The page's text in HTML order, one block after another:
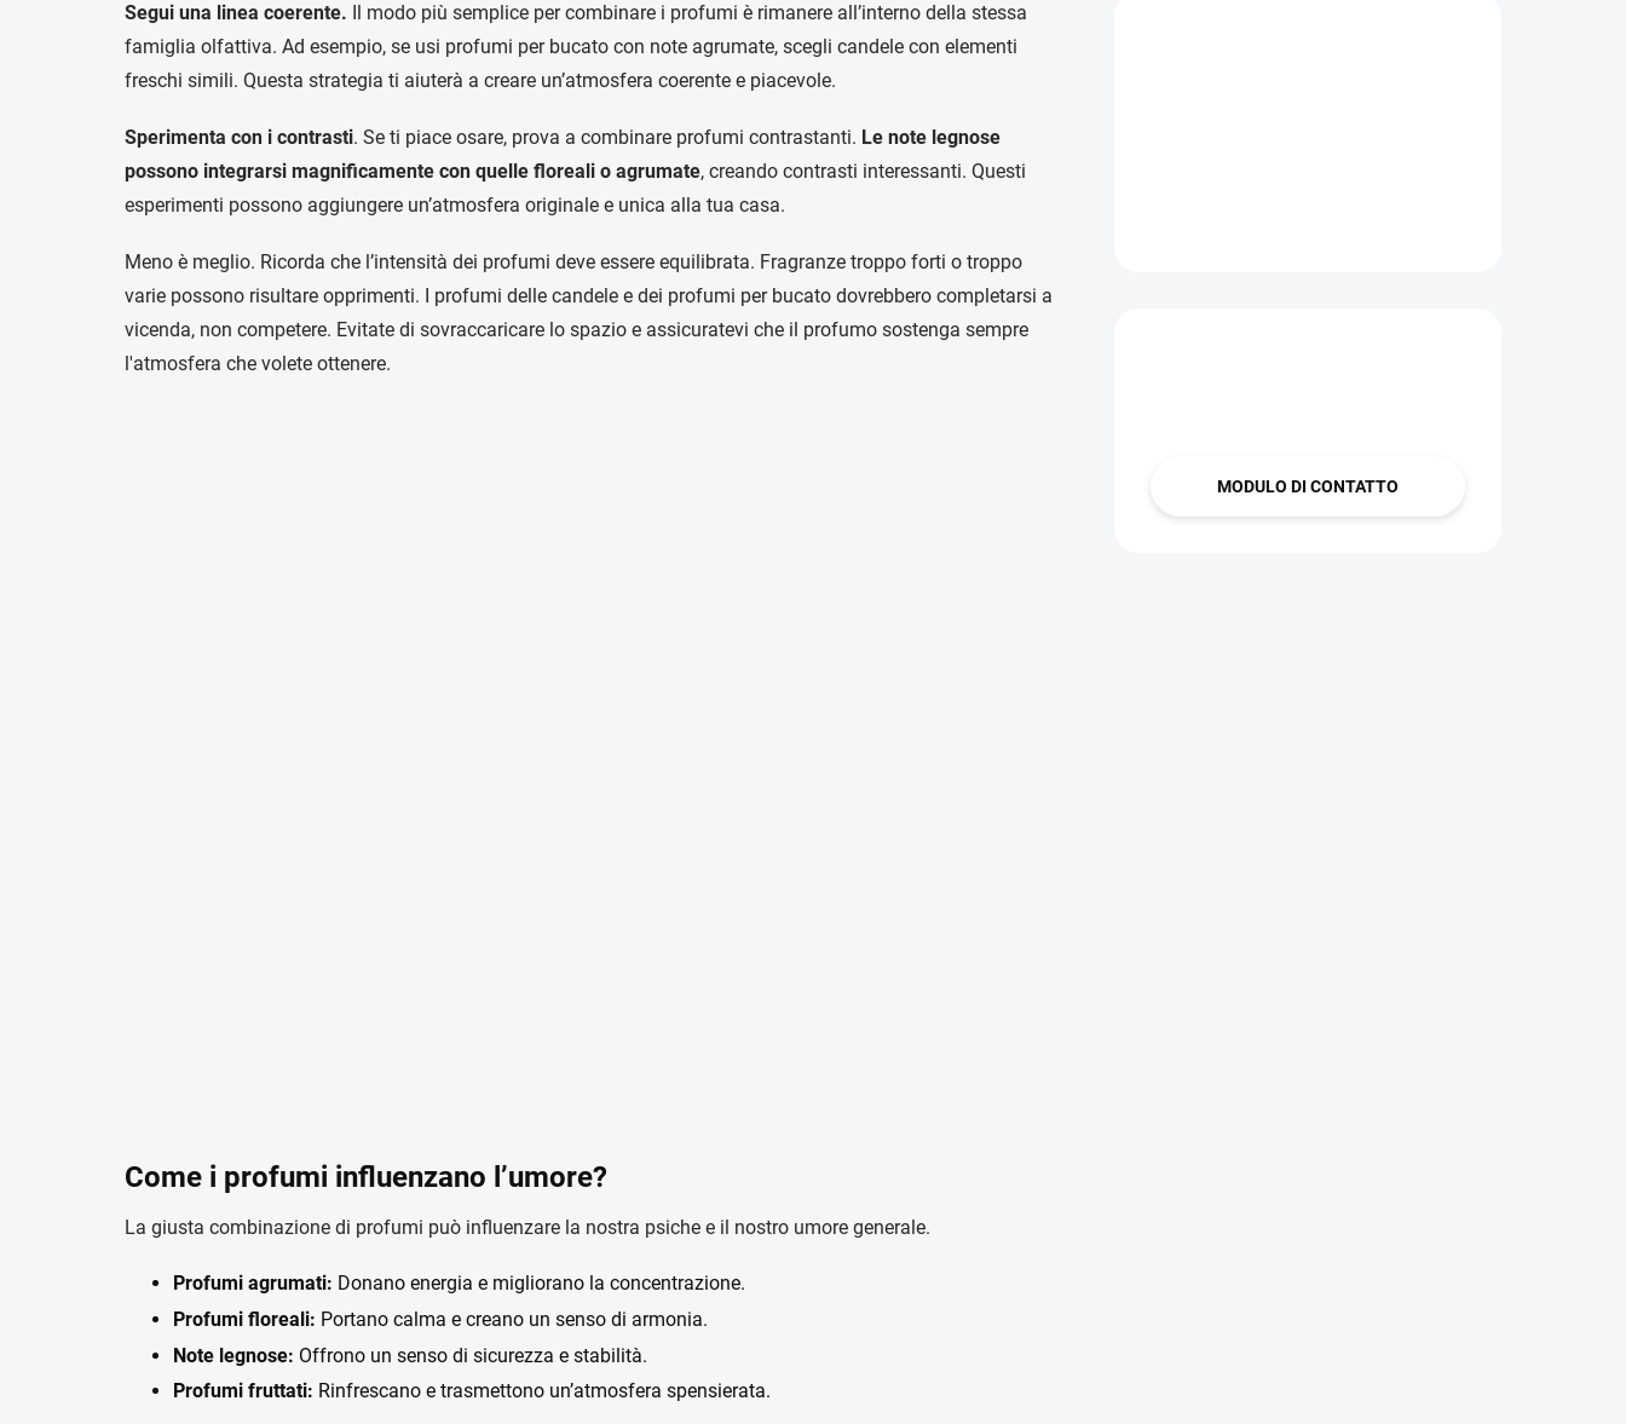
MODULO DI CONTATTO
Segui una linea coerente. Il modo più semplice per combinare i profumi è rimanere all’interno della stessa
famiglia olfattiva. Ad esempio, se usi profumi per bucato con note agrumate, scegli candele con elementi
freschi simili. Questa strategia ti aiuterà a creare un’atmosfera coerente e piacevole.
Sperimenta con i contrasti. Se ti piace osare, prova a combinare profumi contrastanti. Le note legnose
possono integrarsi magnificamente con quelle floreali o agrumate, creando contrasti interessanti. Questi
esperimenti possono aggiungere un’atmosfera originale e unica alla tua casa.
Meno è meglio. Ricorda che l’intensità dei profumi deve essere equilibrata. Fragranze troppo forti o troppo
varie possono risultare opprimenti. I profumi delle candele e dei profumi per bucato dovrebbero completarsi a
vicenda, non competere. Evitate di sovraccaricare lo spazio e assicuratevi che il profumo sostenga sempre
l'atmosfera che volete ottenere.
Come i profumi influenzano l’umore?
La giusta combinazione di profumi può influenzare la nostra psiche e il nostro umore generale.
Profumi agrumati: Donano energia e migliorano la concentrazione.
Profumi floreali: Portano calma e creano un senso di armonia.
Note legnose: Offrono un senso di sicurezza e stabilità.
Profumi fruttati: Rinfrescano e trasmettono un’atmosfera spensierata.